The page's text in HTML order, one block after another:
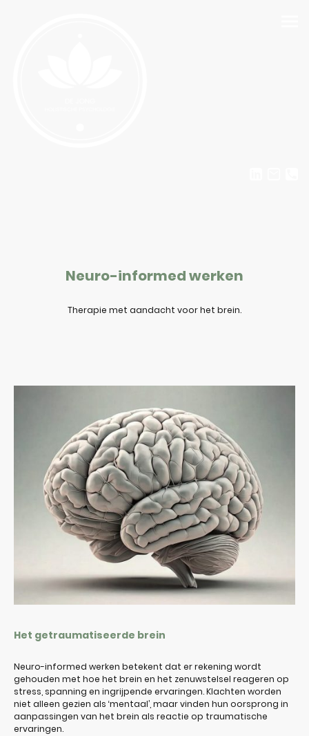
Neuro-informed werken
Therapie met aandacht voor het brein.
Het getraumatiseerde brein
Neuro-informed werken betekent dat er rekening wordt
gehouden met hoe het brein en het zenuwstelsel reageren op
stress, spanning en ingrijpende ervaringen. Klachten worden
niet alleen gezien als ‘mentaal’, maar vinden hun oorsprong in
aanpassingen van het brein als reactie op traumatische
ervaringen.